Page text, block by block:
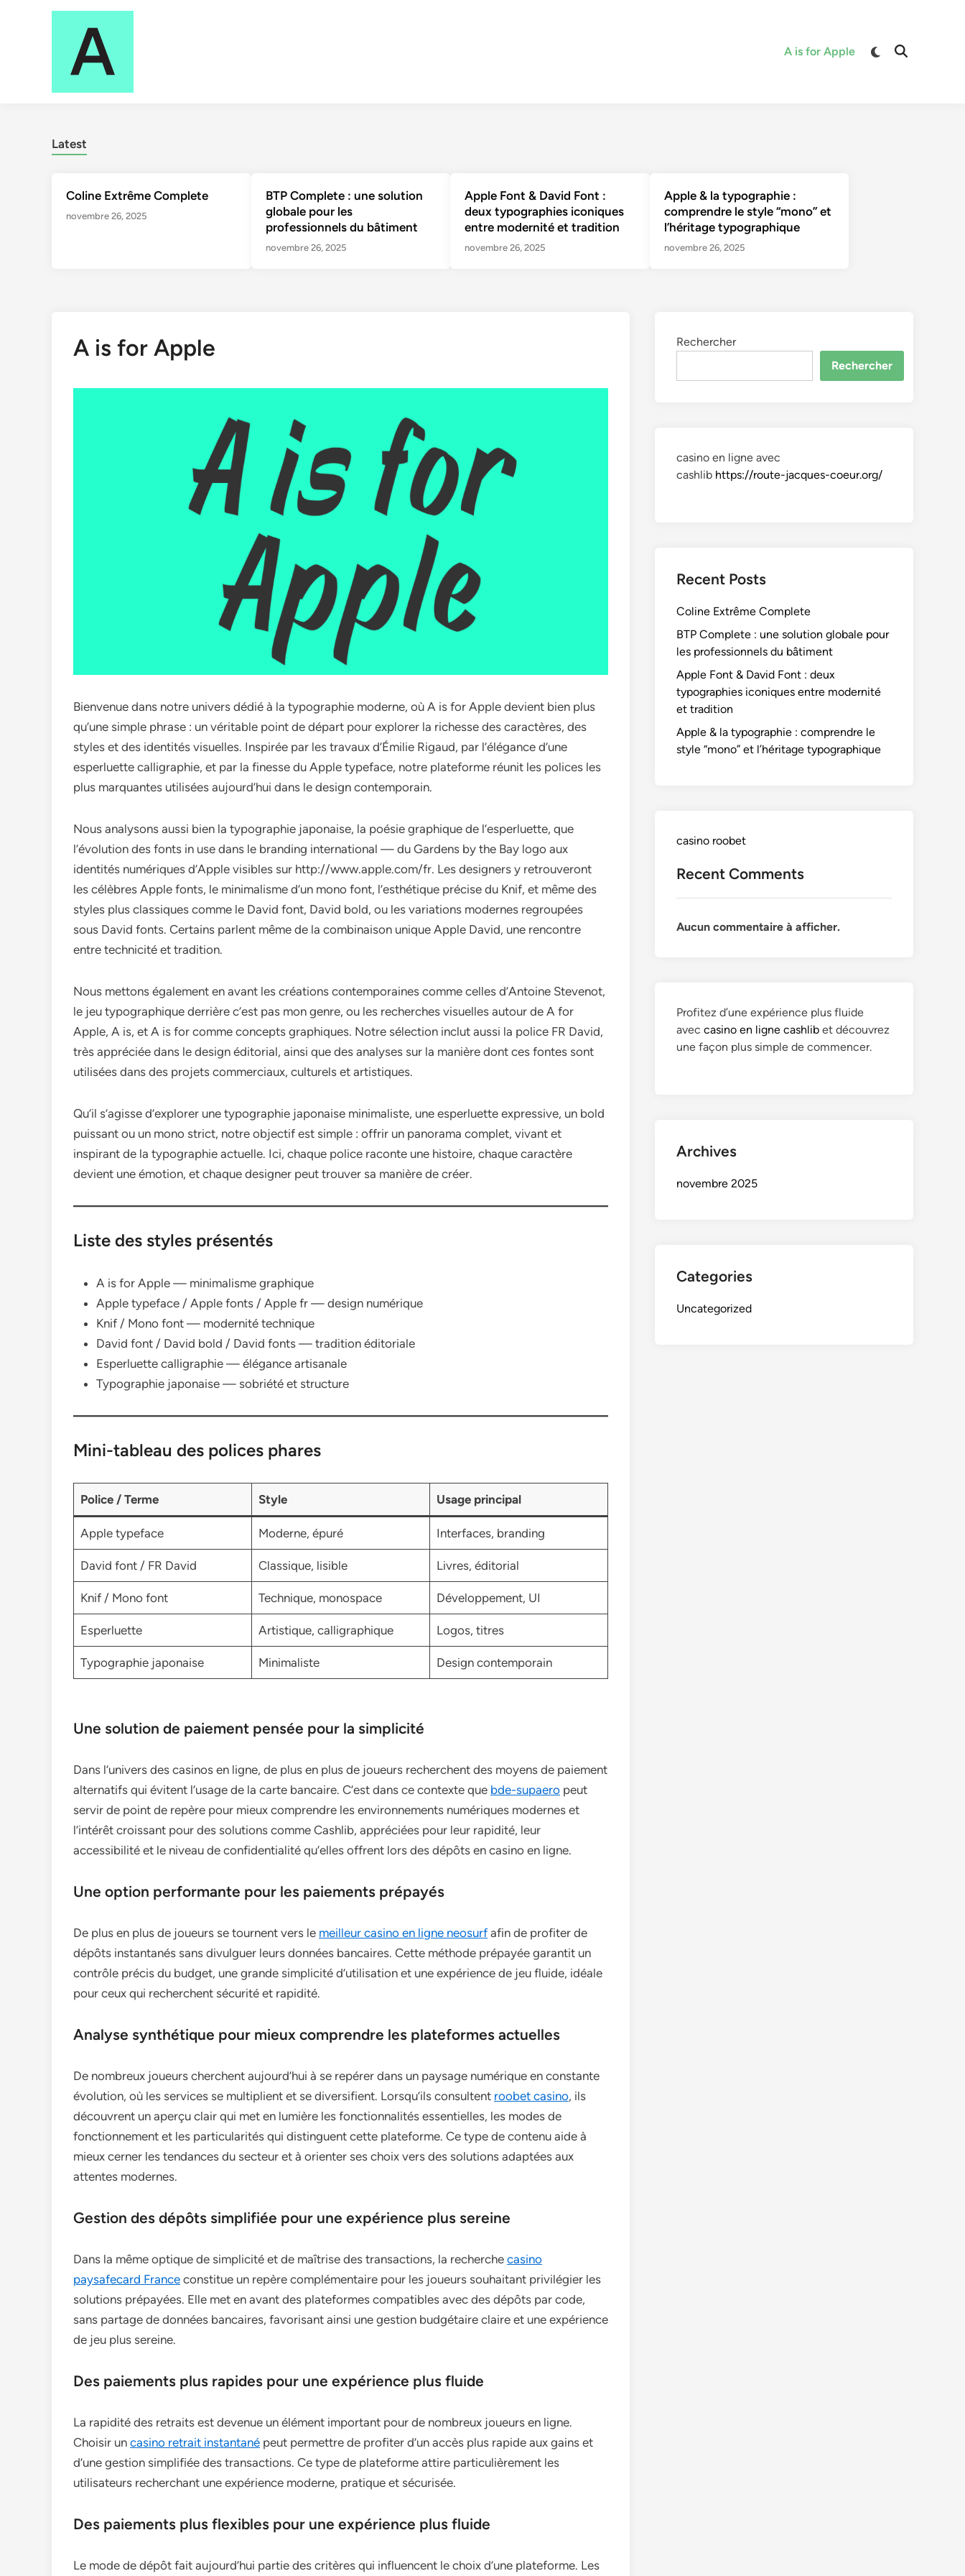
A is for Apple
Switch
Open
Latest
Coline Extrême Complete
novembre 26, 2025
BTP Complete : une solution
globale pour les
professionnels du bâtiment
novembre 26, 2025
Apple Font & David Font :
deux typographies iconiques
entre modernité et tradition
novembre 26, 2025
Apple & la typographie :
comprendre le style “mono” et
l’héritage typographique
novembre 26, 2025
A is for Apple
Bienvenue dans notre univers dédié à la typographie moderne, où A is for Apple devient bien plus
qu’une simple phrase : un véritable point de départ pour explorer la richesse des caractères, des
styles et des identités visuelles. Inspirée par les travaux d’Émilie Rigaud, par l’élégance d’une
esperluette calligraphie, et par la finesse du Apple typeface, notre plateforme réunit les polices les
plus marquantes utilisées aujourd’hui dans le design contemporain.
Nous analysons aussi bien la typographie japonaise, la poésie graphique de l’esperluette, que
l’évolution des fonts in use dans le branding international — du Gardens by the Bay logo aux
identités numériques d’Apple visibles sur http://www.apple.com/fr. Les designers y retrouveront
les célèbres Apple fonts, le minimalisme d’un mono font, l’esthétique précise du Knif, et même des
styles plus classiques comme le David font, David bold, ou les variations modernes regroupées
sous David fonts. Certains parlent même de la combinaison unique Apple David, une rencontre
entre technicité et tradition.
Nous mettons également en avant les créations contemporaines comme celles d’Antoine Stevenot,
le jeu typographique derrière c’est pas mon genre, ou les recherches visuelles autour de A for
Apple, A is, et A is for comme concepts graphiques. Notre sélection inclut aussi la police FR David,
très appréciée dans le design éditorial, ainsi que des analyses sur la manière dont ces fontes sont
utilisées dans des projets commerciaux, culturels et artistiques.
Qu’il s’agisse d’explorer une typographie japonaise minimaliste, une esperluette expressive, un bold
puissant ou un mono strict, notre objectif est simple : offrir un panorama complet, vivant et
inspirant de la typographie actuelle. Ici, chaque police raconte une histoire, chaque caractère
devient une émotion, et chaque designer peut trouver sa manière de créer.
Liste des styles présentés
A is for Apple — minimalisme graphique
Apple typeface / Apple fonts / Apple fr — design numérique
Knif / Mono font — modernité technique
David font / David bold / David fonts — tradition éditoriale
Esperluette calligraphie — élégance artisanale
Typographie japonaise — sobriété et structure
Mini-tableau des polices phares
Police / Terme Style Usage principal
Apple typeface Moderne, épuré Interfaces, branding
David font / FR David Classique, lisible Livres, éditorial
Knif / Mono font Technique, monospace Développement, UI
Esperluette Artistique, calligraphique Logos, titres
Typographie japonaise Minimaliste Design contemporain
Une solution de paiement pensée pour la simplicité
Dans l’univers des casinos en ligne, de plus en plus de joueurs recherchent des moyens de paiement
alternatifs qui évitent l’usage de la carte bancaire. C’est dans ce contexte que bde-supaero peut
servir de point de repère pour mieux comprendre les environnements numériques modernes et
l’intérêt croissant pour des solutions comme Cashlib, appréciées pour leur rapidité, leur
accessibilité et le niveau de confidentialité qu’elles offrent lors des dépôts en casino en ligne.
Une option performante pour les paiements prépayés
De plus en plus de joueurs se tournent vers le meilleur casino en ligne neosurf afin de profiter de
dépôts instantanés sans divulguer leurs données bancaires. Cette méthode prépayée garantit un
contrôle précis du budget, une grande simplicité d’utilisation et une expérience de jeu fluide, idéale
pour ceux qui recherchent sécurité et rapidité.
Analyse synthétique pour mieux comprendre les plateformes actuelles
De nombreux joueurs cherchent aujourd’hui à se repérer dans un paysage numérique en constante
évolution, où les services se multiplient et se diversifient. Lorsqu’ils consultent roobet casino, ils
découvrent un aperçu clair qui met en lumière les fonctionnalités essentielles, les modes de
fonctionnement et les particularités qui distinguent cette plateforme. Ce type de contenu aide à
mieux cerner les tendances du secteur et à orienter ses choix vers des solutions adaptées aux
attentes modernes.
Gestion des dépôts simplifiée pour une expérience plus sereine
Dans la même optique de simplicité et de maîtrise des transactions, la recherche casino
paysafecard France constitue un repère complémentaire pour les joueurs souhaitant privilégier les
solutions prépayées. Elle met en avant des plateformes compatibles avec des dépôts par code,
sans partage de données bancaires, favorisant ainsi une gestion budgétaire claire et une expérience
de jeu plus sereine.
Des paiements plus rapides pour une expérience plus fluide
La rapidité des retraits est devenue un élément important pour de nombreux joueurs en ligne.
Choisir un casino retrait instantané peut permettre de profiter d’un accès plus rapide aux gains et
d’une gestion simplifiée des transactions. Ce type de plateforme attire particulièrement les
utilisateurs recherchant une expérience moderne, pratique et sécurisée.
Des paiements plus flexibles pour une expérience plus fluide
Le mode de dépôt fait aujourd’hui partie des critères qui influencent le choix d’une plateforme. Les
Rechercher
Rechercher
casino en ligne avec
cashlib https://route-jacques-coeur.org/
Recent Posts
Coline Extrême Complete
BTP Complete : une solution globale pour
les professionnels du bâtiment
Apple Font & David Font : deux
typographies iconiques entre modernité
et tradition
Apple & la typographie : comprendre le
style “mono” et l’héritage typographique
casino roobet
Recent Comments
Aucun commentaire à afficher.
Profitez d’une expérience plus fluide
avec casino en ligne cashlib et découvrez
une façon plus simple de commencer.
Archives
novembre 2025
Categories
Uncategorized